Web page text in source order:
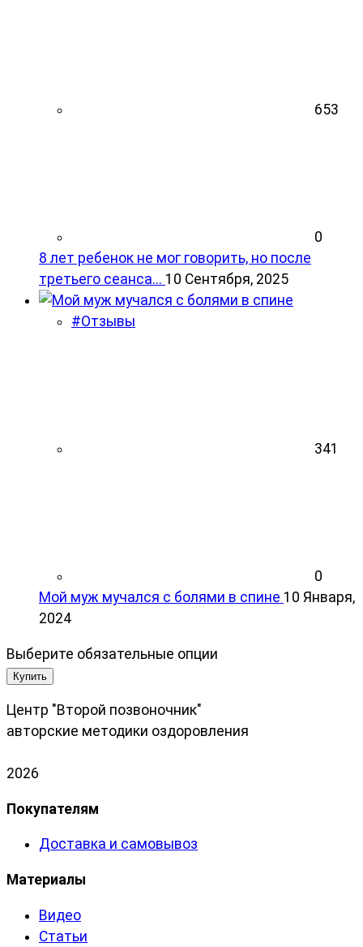
653
0
8 лет ребенок не мог говорить, но после
третьего сеанса... 10 Сентября, 2025
#Отзывы
341
0
Мой муж мучался с болями в спине 10 Января,
2024
Выберите обязательные опции
Купить
Центр "Второй позвоночник"
авторские методики оздоровления
2026
Покупателям
Доставка и самовывоз
Материалы
Видео
Статьи